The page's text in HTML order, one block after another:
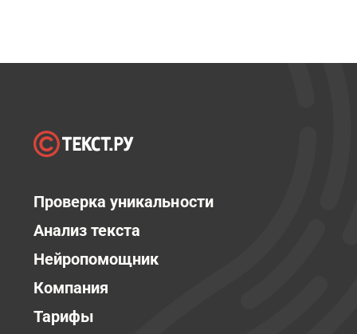
Проверка уникальности
Анализ текста
Нейропомощник
Компания
Тарифы